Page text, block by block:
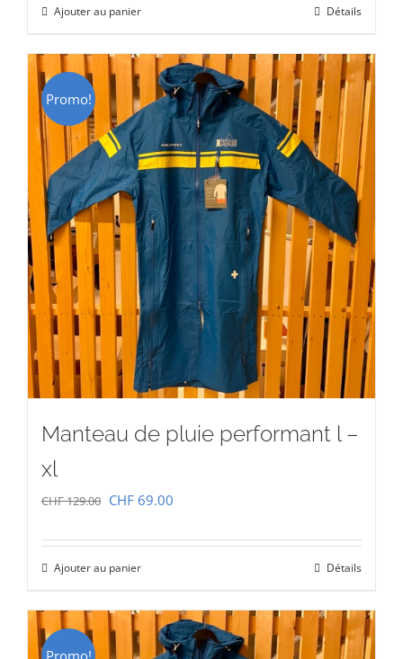
était :
CHF 16.00.CHF 10.00.
Ajouter au panier Détails
Promo!
Manteau de pluie performant l –
xl
CHF129.00 Le
initial
était :
CHF 129.00.
CHF 69.00
actuel
CHF 69.00.
Ajouter au panier Détails
Promo!